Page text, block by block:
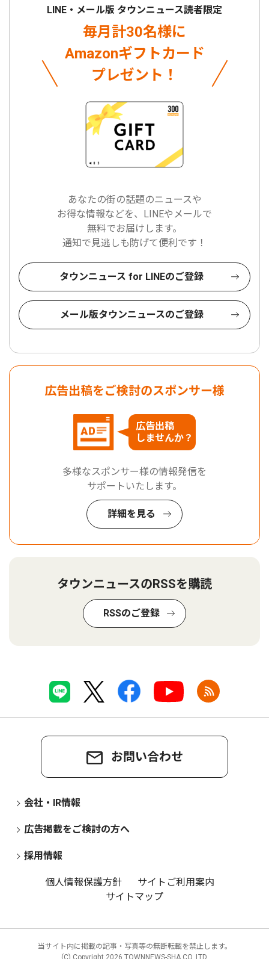
LINE・メール版 タウンニュース読者限定
毎月計30名様に
Amazonギフトカード
プレゼント！
あなたの街の話題のニュースや
お得な情報などを、LINEやメールで
無料でお届けします。
通知で見逃しも防げて便利です！
タウンニュース for LINEのご登録
メール版タウンニュースのご登録
広告出稿をご検討のスポンサー様
広告出稿
しませんか？
多様なスポンサー様の情報発信を
サポートいたします。
詳細を見る
タウンニュースのRSSを購読
RSSのご登録
お問い合わせ
会社・IR情報
広告掲載をご検討の方へ
採用情報
個人情報保護方針
サイトご利用案内
サイトマップ
当サイト内に掲載の記事・写真等の無断転載を禁止します。
(C) Copyright 2026 TOWNNEWS-SHA CO.,LTD.